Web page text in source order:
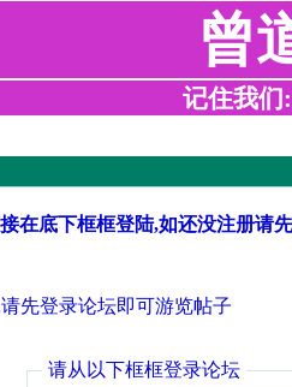
曾
记住我们
在底下框框登陆,如还没注册请
先登录论坛即可游览帖子
请从以下框框登录论坛